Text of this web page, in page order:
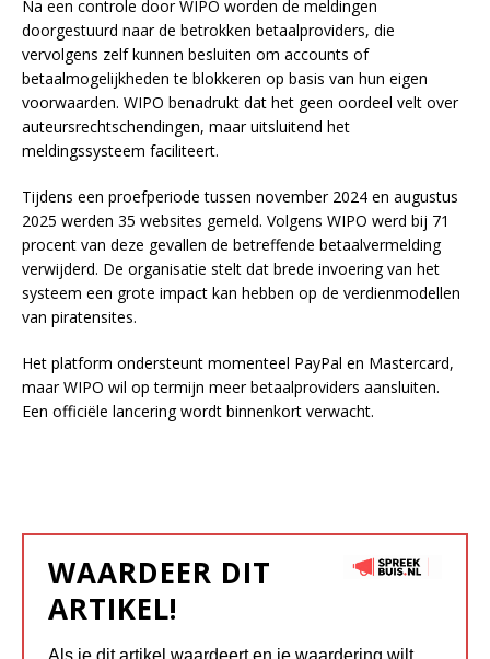
Na een controle door WIPO worden de meldingen
doorgestuurd naar de betrokken betaalproviders, die
vervolgens zelf kunnen besluiten om accounts of
betaalmogelijkheden te blokkeren op basis van hun eigen
voorwaarden. WIPO benadrukt dat het geen oordeel velt over
auteursrechtschendingen, maar uitsluitend het
meldingssysteem faciliteert.
Tijdens een proefperiode tussen november 2024 en augustus
2025 werden 35 websites gemeld. Volgens WIPO werd bij 71
procent van deze gevallen de betreffende betaalvermelding
verwijderd. De organisatie stelt dat brede invoering van het
systeem een grote impact kan hebben op de verdienmodellen
van piratensites.
Het platform ondersteunt momenteel PayPal en Mastercard,
maar WIPO wil op termijn meer betaalproviders aansluiten.
Een officiële lancering wordt binnenkort verwacht.
WAARDEER DIT
ARTIKEL!
Als je dit artikel waardeert en je waardering wilt